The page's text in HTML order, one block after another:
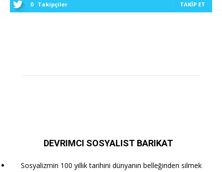
0 Takipçiler TAKIP ET
DEVRIMCI SOSYALIST BARIKAT
Sosyalizmin 100 yıllık tarihini dünyanın belleğinden silmek